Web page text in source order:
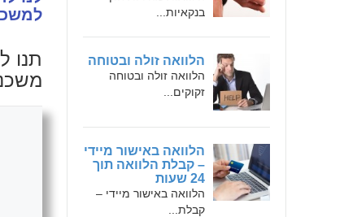
בנקאיות...
הלוואה זולה ובטוחה
הלוואה זולה ובטוחה
זקוקים...
הלוואה באישור מיידי
– קבלת הלוואה תוך
24 שעות
הלוואה באישור מיידי –
קבלת...
תנו